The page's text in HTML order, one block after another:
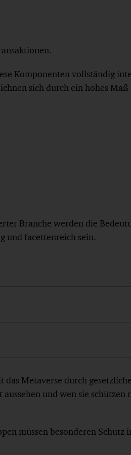
Komponenten vollständig
sich durch ein hohes Maß
Branche werden die
und facettenreich sein.
Metaverse durch
und wen sie schützen
müssen besonderen